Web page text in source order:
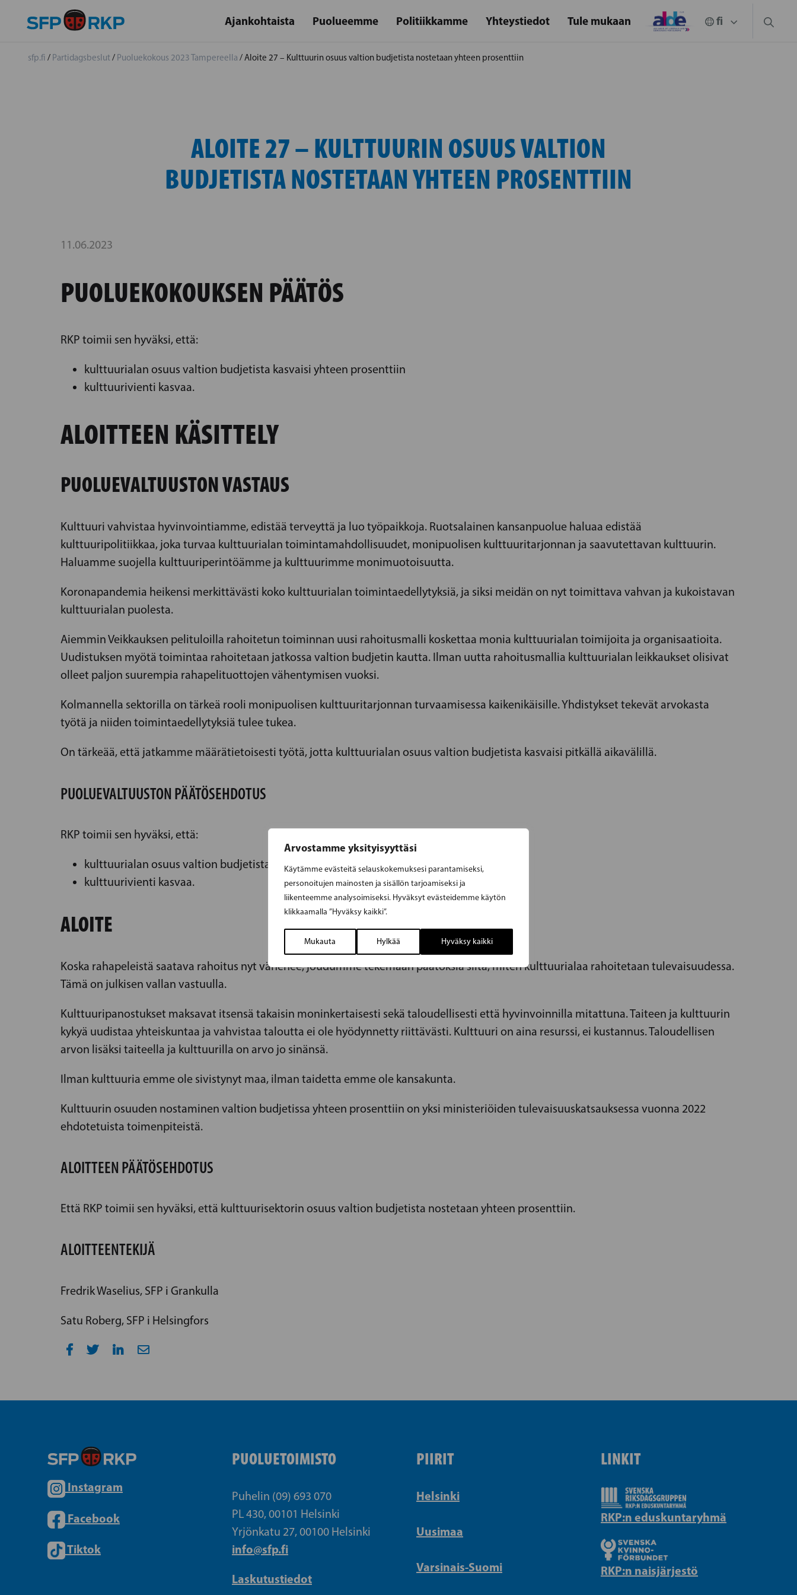
Arvostamme yksityisyyttäsi
Käytämme evästeitä selauskokemuksesi parantamiseksi,
personoitujen mainosten ja sisällön tarjoamiseksi ja
liikenteemme analysoimiseksi. Hyväksyt evästeidemme käytön
klikkaamalla ”Hyväksy kaikki”.
Mukauta Hylkää Hyväksy kaikki
Ajankohtaista Puolueemme Politiikkamme Yhteystiedot Tule mukaan
sfp.fi / Partidagsbeslut/ Puoluekokous 2023 Tampereella /Aloite 27 – Kulttuurin osuus valtion budjetista nostetaan yhteen prosenttiin
ALOITE 27 – KULTTUURIN OSUUS VALTION
BUDJETISTA NOSTETAAN YHTEEN PROSENTTIIN
11.06.2023
PUOLUEKOKOUKSEN PÄÄTÖS
RKP toimii sen hyväksi, että:
kulttuurialan osuus valtion budjetista kasvaisi yhteen prosenttiin
kulttuurivienti kasvaa.
ALOITTEEN KÄSITTELY
PUOLUEVALTUUSTON VASTAUS
Kulttuuri vahvistaa hyvinvointiamme, edistää terveyttä ja luo työpaikkoja. Ruotsalainen kansanpuolue haluaa edistää
kulttuuripolitiikkaa, joka turvaa kulttuurialan toimintamahdollisuudet, monipuolisen kulttuuritarjonnan ja saavutettavan kulttuurin.
Haluamme suojella kulttuuriperintöämme ja kulttuurimme monimuotoisuutta.
Koronapandemia heikensi merkittävästi koko kulttuurialan toimintaedellytyksiä, ja siksi meidän on nyt toimittava vahvan ja kukoistavan
kulttuurialan puolesta.
Aiemmin Veikkauksen pelituloilla rahoitetun toiminnan uusi rahoitusmalli koskettaa monia kulttuurialan toimijoita ja organisaatioita.
Uudistuksen myötä toimintaa rahoitetaan jatkossa valtion budjetin kautta. Ilman uutta rahoitusmallia kulttuurialan leikkaukset olisivat
olleet paljon suurempia rahapelituottojen vähentymisen vuoksi.
Kolmannella sektorilla on tärkeä rooli monipuolisen kulttuuritarjonnan turvaamisessa kaikenikäisille. Yhdistykset tekevät arvokasta
työtä ja niiden toimintaedellytyksiä tulee tukea.
On tärkeää, että jatkamme määrätietoisesti työtä, jotta kulttuurialan osuus valtion budjetista kasvaisi pitkällä aikavälillä.
PUOLUEVALTUUSTON PÄÄTÖSEHDOTUS
RKP toimii sen hyväksi, että:
kulttuurialan osuus valtion budjetista kasvaisi pitkällä aikavälillä yhteen prosenttiin
kulttuurivienti kasvaa.
ALOITE
Koska rahapeleistä saatava rahoitus nyt vähenee, joudumme tekemään päätöksiä siitä, miten kulttuurialaa rahoitetaan tulevaisuudessa.
Tämä on julkisen vallan vastuulla.
Kulttuuripanostukset maksavat itsensä takaisin moninkertaisesti sekä taloudellisesti että hyvinvoinnilla mitattuna. Taiteen ja kulttuurin
kykyä uudistaa yhteiskuntaa ja vahvistaa taloutta ei ole hyödynnetty riittävästi. Kulttuuri on aina resurssi, ei kustannus. Taloudellisen
arvon lisäksi taiteella ja kulttuurilla on arvo jo sinänsä.
Ilman kulttuuria emme ole sivistynyt maa, ilman taidetta emme ole kansakunta.
Kulttuurin osuuden nostaminen valtion budjetissa yhteen prosenttiin on yksi ministeriöiden tulevaisuuskatsauksessa vuonna 2022
ehdotetuista toimenpiteistä.
ALOITTEEN PÄÄTÖSEHDOTUS
Että RKP toimii sen hyväksi, että kulttuurisektorin osuus valtion budjetista nostetaan yhteen prosenttiin.
ALOITTEENTEKIJÄ
Fredrik Waselius, SFP i Grankulla
Satu Roberg, SFP i Helsingfors
Instagram
Facebook
Tiktok
PUOLUETOIMISTO
Puhelin (09) 693 070
PL 430, 00101 Helsinki
Yrjönkatu 27, 00100 Helsinki
info@sfp.fi
Laskutustiedot
PIIRIT
Helsinki
Uusimaa
Varsinais-Suomi
LINKIT
RKP:n eduskuntaryhmä
RKP:n naisjärjestö